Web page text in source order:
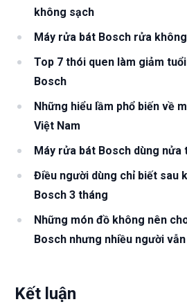
không sạch
Máy rửa bát Bosch rửa
Top 7 thói quen làm giảm
Bosch
Những hiểu lầm phổ biến về
Việt Nam
Máy rửa bát Bosch dùng nửa
Điều người dùng chỉ biết sau
Bosch 3 tháng
Những món đồ không nên
Bosch nhưng nhiều người
Kết luận